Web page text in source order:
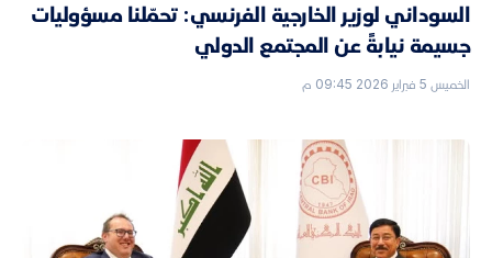
السوداني لوزير الخارجية الفرنسي: تحمّلنا مسؤوليات
جسيمة نيابةً عن المجتمع الدولي
الخميس 5 فبراير 2026 09:45 م